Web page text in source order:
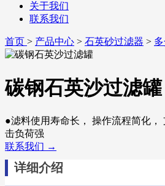
关于我们
联系我们
首页 > 产品中心 > 石英砂过滤器 >
碳钢石英沙过滤罐
●滤料使用寿命长， 操作流程简化，
击负荷强
联系我们 →
详细介绍